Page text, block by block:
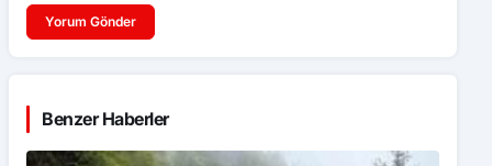
Yorum Gönder
Benzer Haberler